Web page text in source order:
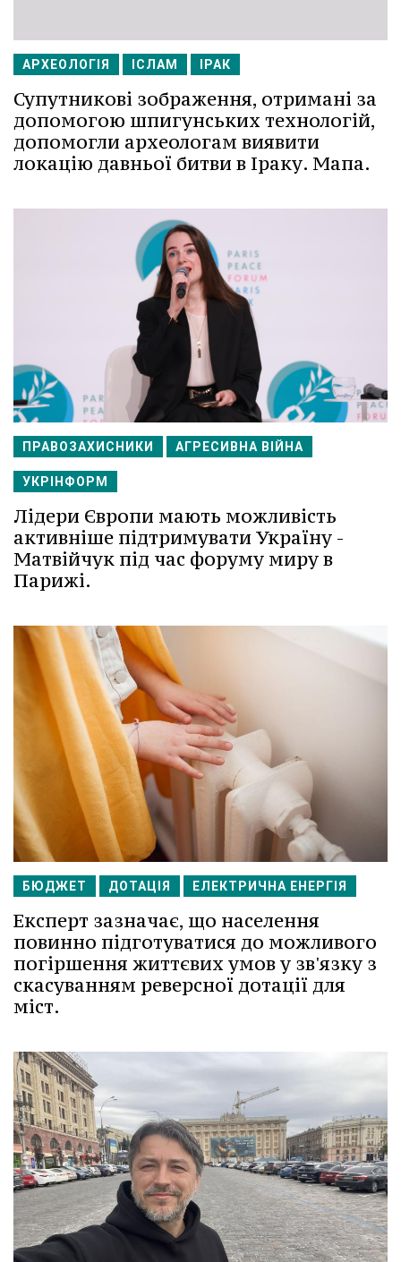
АРХЕОЛОГІЯ ІСЛАМ ІРАК
Супутникові зображення, отримані за
допомогою шпигунських технологій,
допомогли археологам виявити
локацію давньої битви в Іраку. Мапа.
ПРАВОЗАХИСНИКИ АГРЕСИВНА ВІЙНА
УКРІНФОРМ
Лідери Європи мають можливість
активніше підтримувати Україну -
Матвійчук під час форуму миру в
Парижі.
БЮДЖЕТ ДОТАЦІЯ ЕЛЕКТРИЧНА ЕНЕРГІЯ
Експерт зазначає, що населення
повинно підготуватися до можливого
погіршення життєвих умов у зв'язку з
скасуванням реверсної дотації для
міст.